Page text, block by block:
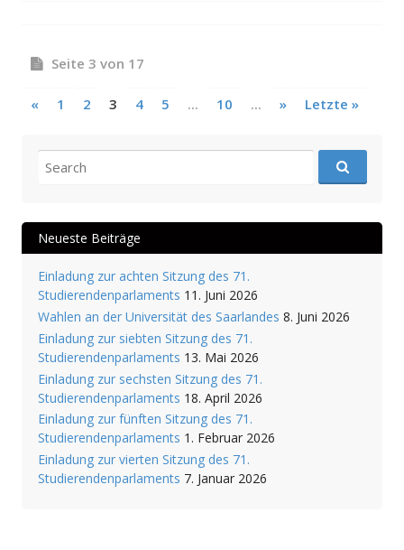
Posts navigation
Seite 3 von 17
« 1 2 3 4 5 ... 10 ... » Letzte »
Search for:
Neueste Beiträge
Einladung zur achten Sitzung des 71.
Studierendenparlaments 11. Juni 2026
Wahlen an der Universität des Saarlandes 8. Juni 2026
Einladung zur siebten Sitzung des 71.
Studierendenparlaments 13. Mai 2026
Einladung zur sechsten Sitzung des 71.
Studierendenparlaments 18. April 2026
Einladung zur fünften Sitzung des 71.
Studierendenparlaments 1. Februar 2026
Einladung zur vierten Sitzung des 71.
Studierendenparlaments 7. Januar 2026